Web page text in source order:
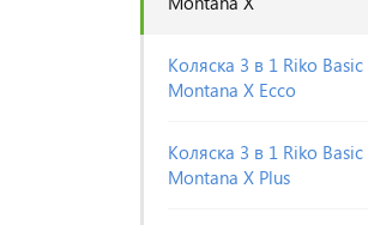
Коляска 3 в 1 Riko Basic
Montana X Ecco
Коляска 3 в 1 Riko Basic
Montana X Plus